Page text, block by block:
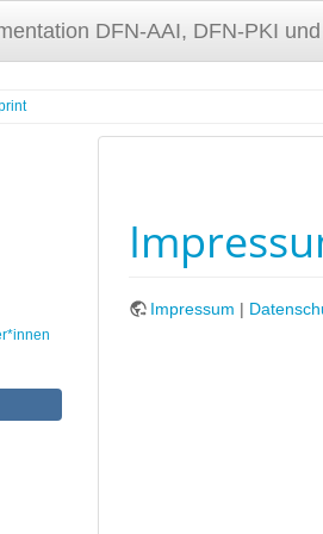
DFN-AAI, DFN-PKI
Impressum |